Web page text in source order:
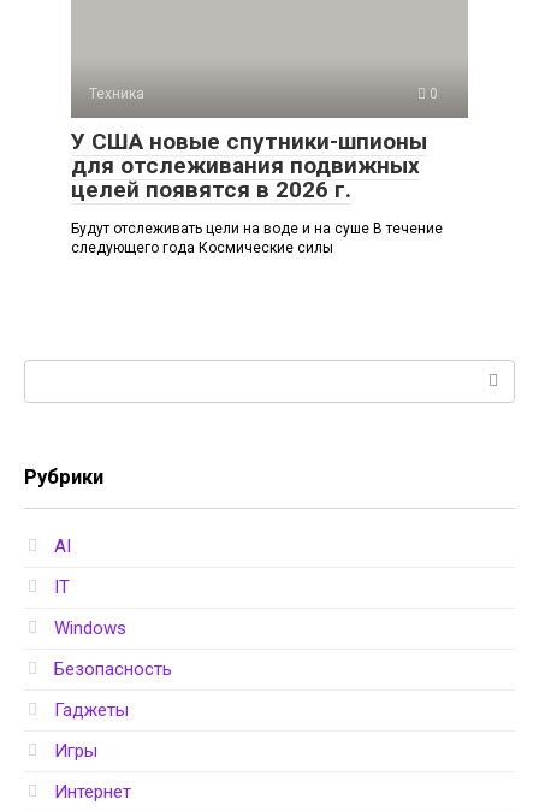
Техника 0
У США новые спутники-шпионы
для отслеживания подвижных
целей появятся в 2026 г.
Будут отслеживать цели на воде и на суше В течение
следующего года Космические силы
Рубрики
AI
IT
Windows
Безопасность
Гаджеты
Игры
Интернет